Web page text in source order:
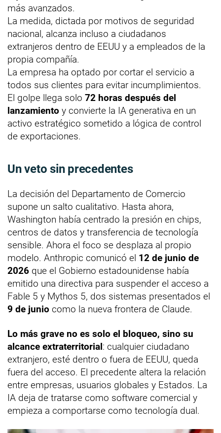
más avanzados.
La medida, dictada por motivos de seguridad
nacional, alcanza incluso a ciudadanos
extranjeros dentro de EEUU y a empleados de la
propia compañía.
La empresa ha optado por cortar el servicio a
todos sus clientes para evitar incumplimientos.
El golpe llega solo 72 horas después del
lanzamiento y convierte la IA generativa en un
activo estratégico sometido a lógica de control
de exportaciones.
Un veto sin precedentes
La decisión del Departamento de Comercio
supone un salto cualitativo. Hasta ahora,
Washington había centrado la presión en chips,
centros de datos y transferencia de tecnología
sensible. Ahora el foco se desplaza al propio
modelo. Anthropic comunicó el 12 de junio de
2026 que el Gobierno estadounidense había
emitido una directiva para suspender el acceso a
Fable 5 y Mythos 5, dos sistemas presentados el
9 de junio como la nueva frontera de Claude.
Lo más grave no es solo el bloqueo, sino su
alcance extraterritorial: cualquier ciudadano
extranjero, esté dentro o fuera de EEUU, queda
fuera del acceso. El precedente altera la relación
entre empresas, usuarios globales y Estados. La
IA deja de tratarse como software comercial y
empieza a comportarse como tecnología dual.